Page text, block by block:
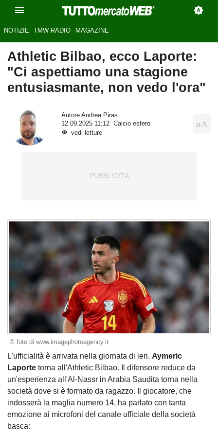
NOTIZIE TMW RADIO MAGAZINE
Athletic Bilbao, ecco Laporte:
"Ci aspettiamo una stagione
entusiasmante, non vedo l'ora"
Autore Andrea Piras
12.09.2025 11:12
Calcio estero
vedi letture
© foto di www.imagephotoagency.it
L'ufficialità è arrivata nella giornata di ieri. Aymeric
Laporte torna all'Athletic Bilbao. Il difensore reduce da
un'esperienza all'Al-Nassr in Arabia Saudita torna nella
società dove si è formato da ragazzo. Il giocatore, che
indosserà la maglia numero 14, ha parlato con tanta
emozione ai microfoni del canale ufficiale della società
basca: